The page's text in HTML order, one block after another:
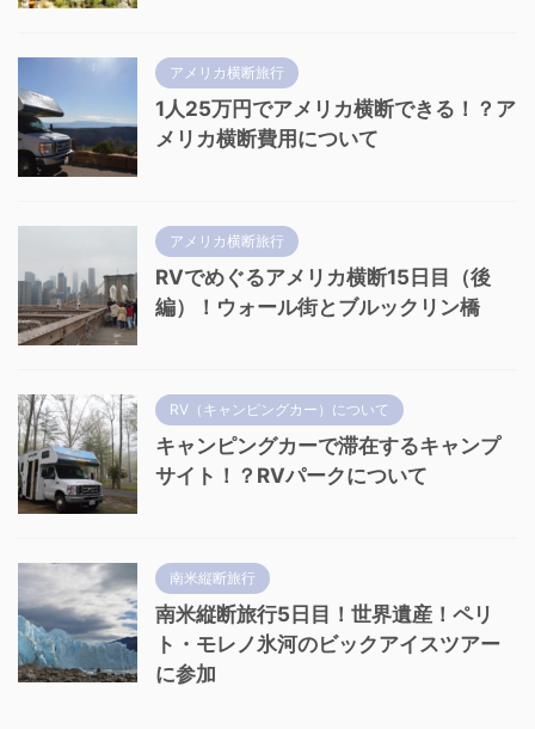
アメリカ横断旅行
1人25万円でアメリカ横断できる！？ア
メリカ横断費用について
アメリカ横断旅行
RVでめぐるアメリカ横断15日目（後
編）！ウォール街とブルックリン橋
RV（キャンピングカー）について
キャンピングカーで滞在するキャンプ
サイト！？RVパークについて
南米縦断旅行
南米縦断旅行5日目！世界遺産！ペリ
ト・モレノ氷河のビックアイスツアー
に参加